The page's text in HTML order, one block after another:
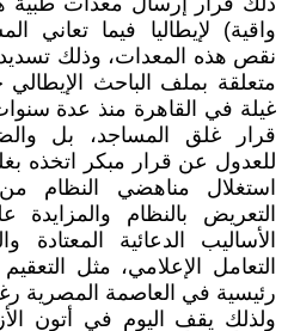
واقية) لإيطاليا فيما تعاني
نقص هذه المعدات، وذلك تسديداً
متعلقة بملف الباحث
غيلة في القاهرة منذ عدة
قرار غلق المساجد، بل
للعدول عن قرار مبكر اتخذه
استغلال مناهضي النظام
التعريض بالنظام والمزايدة
الأساليب الدعائية المعتادة
التعامل الإعلامي، مثل
رئيسية في العاصمة المصرية
ولذلك يقف اليوم في أتون